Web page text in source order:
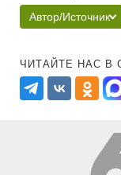
Автор/Источник
ЧИТАЙТЕ НАС В